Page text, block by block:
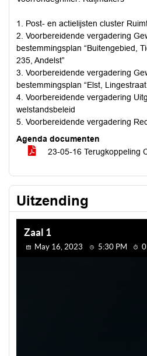
1. Post- en actielijsten cluster
2. Voorbereidende vergadering
bestemmingsplan “Buitengebied,
235, Andelst”
3. Voorbereidende vergadering
bestemmingsplan “Elst, Lingestraat
4. Voorbereidende vergadering
welstandsbeleid
5. Voorbereidende vergadering
Agenda documenten
23-05-16 Terugkoppeling
Uitzending